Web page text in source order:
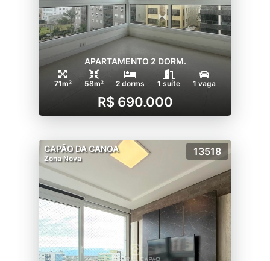
APARTAMENTO 2 DORM.
71m² 58m² 2 dorms 1 suíte 1 vaga
R$ 690.000
CAPÃO DA CANOA
Zona Nova
13518